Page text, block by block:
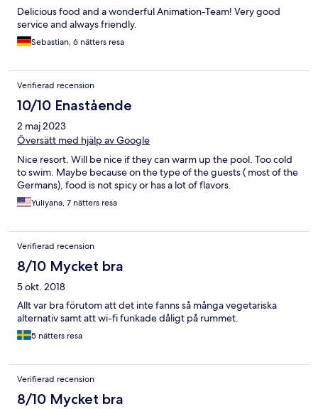
Delicious food and a wonderful Animation-Team! Very good
service and always friendly.
Sebastian, 6 nätters resa
Verifierad recension
10/10 Enastående
2 maj 2023
Översätt med hjälp av Google
Nice resort. Will be nice if they can warm up the pool. Too cold
to swim. Maybe because on the type of the guests ( most of the
Germans), food is not spicy or has a lot of flavors.
Yuliyana, 7 nätters resa
Verifierad recension
8/10 Mycket bra
5 okt. 2018
Allt var bra förutom att det inte fanns så många vegetariska
alternativ samt att wi-fi funkade dåligt på rummet.
5 nätters resa
Verifierad recension
8/10 Mycket bra